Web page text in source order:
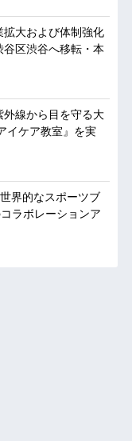
大および体制強化
区渋谷へ移転・本
外線から目を守る大
イケア教室』を実
界的なスポーツブ
ラボレーションア